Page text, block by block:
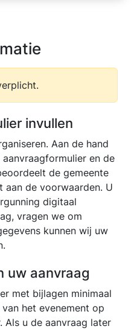
invullen
Aan de hand
en de
de gemeente
de voorwaarden. U
digitaal
vragen we om
kunnen wij uw
uw aanvraag
met bijlagen minimaal
het evenement op
Als u de aanvraag later